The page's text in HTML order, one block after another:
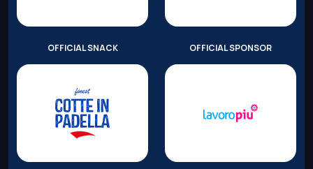
OFFICIAL SNACK OFFICIAL SPONSOR